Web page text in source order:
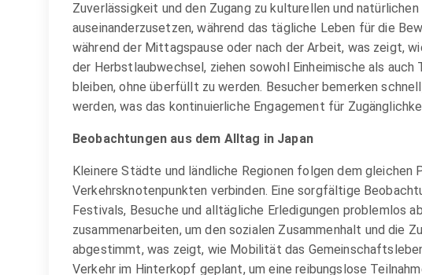
Zuverlässigkeit und den Zugang zu kulturellen und
auseinanderzusetzen, während das tägliche Leben für die
während der Mittagspause oder nach der Arbeit, was zeigt,
der Herbstlaubwechsel, ziehen sowohl Einheimische als
bleiben, ohne überfüllt zu werden. Besucher bemerken
werden, was das kontinuierliche Engagement für
Beobachtungen aus dem Alltag in Japan
Kleinere Städte und ländliche Regionen folgen dem
Verkehrsknotenpunkten verbinden. Eine sorgfältige
Festivals, Besuche und alltägliche Erledigungen problemlos
zusammenarbeiten, um den sozialen Zusammenhalt und die
abgestimmt, was zeigt, wie Mobilität das
Verkehr im Hinterkopf geplant, um eine reibungslose